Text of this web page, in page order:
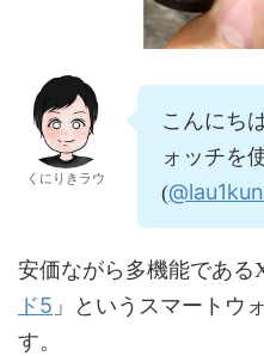
くにりきラウ
こんにち
ォッチを
(
安価ながら多機能である
ド5 」というスマートウ
す。